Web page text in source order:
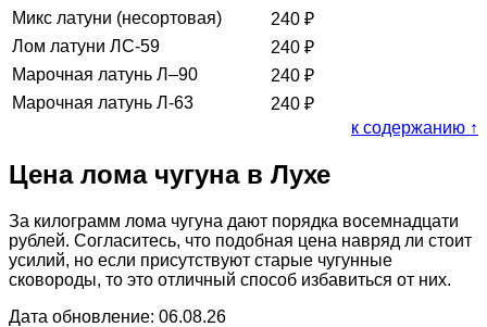
Микс латуни (несортовая) 240 ₽
Лом латуни ЛС-59
240 ₽
Марочная латунь Л–90
240 ₽
Марочная латунь Л-63
240 ₽
к содержанию ↑
Цена лома чугуна в Лухе
За килограмм лома чугуна дают порядка восемнадцати
рублей. Согласитесь, что подобная цена навряд ли стоит
усилий, но если присутствуют старые чугунные
сковороды, то это отличный способ избавиться от них.
Дата обновление: 06.08.26